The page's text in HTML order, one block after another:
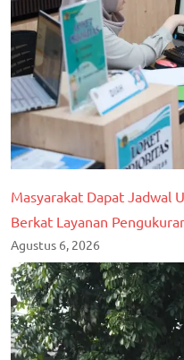
Masyarakat Dapat Jadwal
Berkat Layanan
Agustus 6, 2026